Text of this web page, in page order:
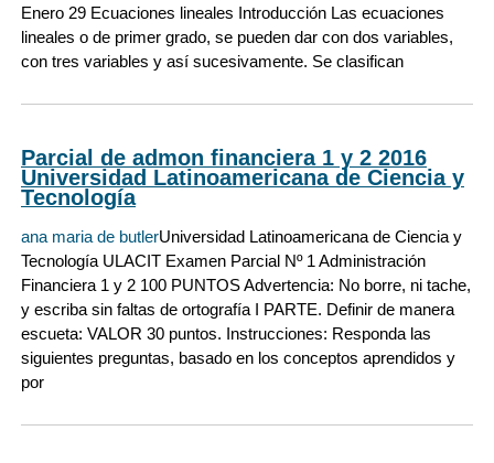
Enero 29 Ecuaciones lineales Introducción Las ecuaciones
lineales o de primer grado, se pueden dar con dos variables,
con tres variables y así sucesivamente. Se clasifican
Parcial de admon financiera 1 y 2 2016
Universidad Latinoamericana de Ciencia y
Tecnología
ana maria de butlerUniversidad Latinoamericana de Ciencia y
Tecnología ULACIT Examen Parcial Nº 1 Administración
Financiera 1 y 2 100 PUNTOS Advertencia: No borre, ni tache,
y escriba sin faltas de ortografía I PARTE. Definir de manera
escueta: VALOR 30 puntos. Instrucciones: Responda las
siguientes preguntas, basado en los conceptos aprendidos y
por